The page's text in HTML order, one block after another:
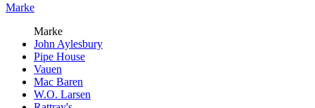
Marke
Marke
John Aylesbury
Pipe House
Vauen
Mac Baren
W.O. Larsen